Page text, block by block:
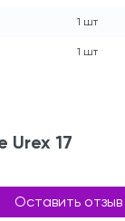
1 шт
1 шт
Urex 17
Оставить отзыв